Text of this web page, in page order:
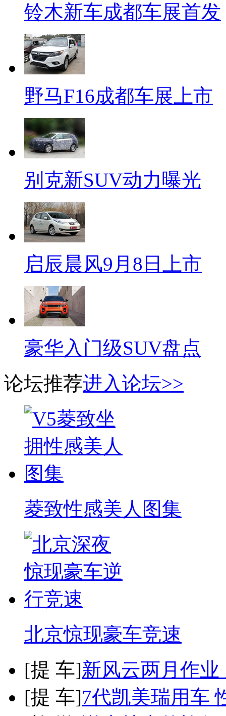
铃木新车成都车展首发
野马F16成都车展上市
别克新SUV动力曝光
启辰晨风9月8日上市
豪华入门级SUV盘点
论坛推荐进入论坛>>
菱致性感美人图集
北京惊现豪车竞速
[提 车]新风云两月作
[提 车]7代凯美瑞用车